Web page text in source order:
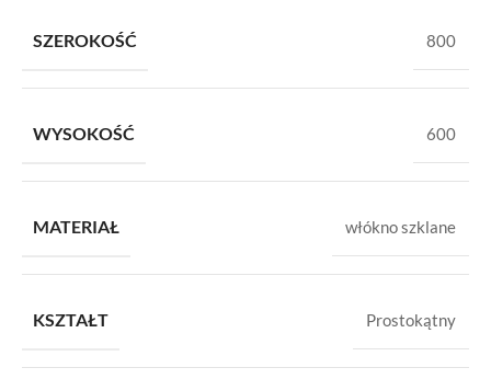
SZEROKOŚĆ 800
WYSOKOŚĆ 600
MATERIAŁ włókno szklane
KSZTAŁT Prostokątny